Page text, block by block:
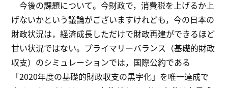
今後の課題について。今財政で，消費税を上げるか上
げないかという議論がございますけれども，今の日本の
財政状況は，経済成長しただけで財政再建ができるほど
甘い状況ではない。プライマリーバランス（基礎的財政
収支）のシミュレーションでは，国際公約である
「2020年度の基礎的財政収支の黒字化」を唯一達成で